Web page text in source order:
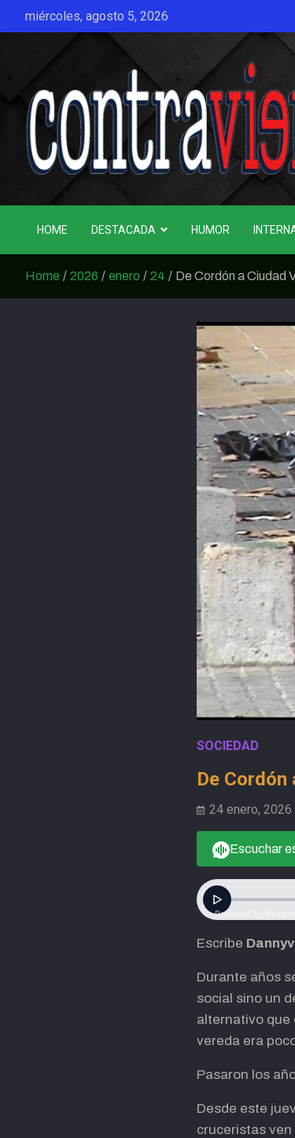
miércoles, agosto 5, 2026
CONTRAVIENTO
HOME DESTACADA HUMOR
Home 2026 enero 24 De Cordón a Ciudad
SOCIEDAD
De
24 enero, 2026
Escuchar
Escribe
Durante años
social sino un
alternativo que
vereda era
Pasaron los
Desde este
cruceristas